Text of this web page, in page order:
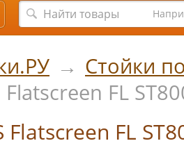
→ Стойки
Flatscreen FL
Flatscreen FL